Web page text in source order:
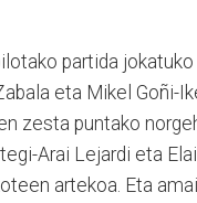
partida jokatuko
eta Mikel Goñi-
zesta puntako
Arai Lejardi eta
artekoa. Eta